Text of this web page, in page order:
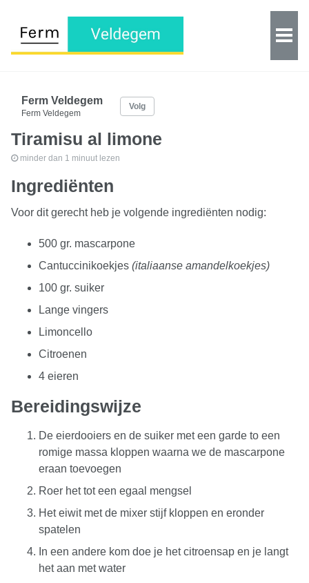
Ferm Veldegem
Ferm Veldegem
Volg
Tiramisu al limone
minder dan 1 minuut lezen
Ingrediënten
Voor dit gerecht heb je volgende ingrediënten nodig:
500 gr. mascarpone
Cantuccinikoekjes (italiaanse amandelkoekjes)
100 gr. suiker
Lange vingers
Limoncello
Citroenen
4 eieren
Bereidingswijze
De eierdooiers en de suiker met een garde to een
romige massa kloppen waarna we de mascarpone
eraan toevoegen
Roer het tot een egaal mengsel
Het eiwit met de mixer stijf kloppen en eronder
spatelen
In een andere kom doe je het citroensap en je langt
het aan met water